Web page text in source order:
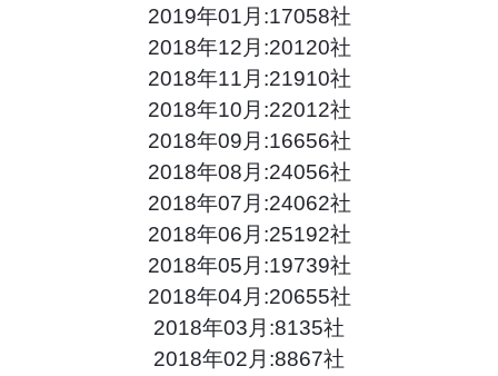
2019年01月:17058社
2018年12月:20120社
2018年11月:21910社
2018年10月:22012社
2018年09月:16656社
2018年08月:24056社
2018年07月:24062社
2018年06月:25192社
2018年05月:19739社
2018年04月:20655社
2018年03月:8135社
2018年02月:8867社